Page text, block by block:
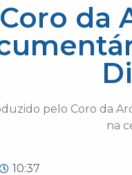
Coro da
pelo Coro da
na
10:37